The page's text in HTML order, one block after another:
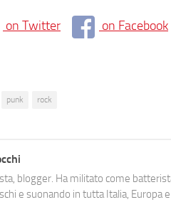
on Twitter on Facebook
punk rock
blogger. Ha militato come
e suonando in tutta Italia, Europa